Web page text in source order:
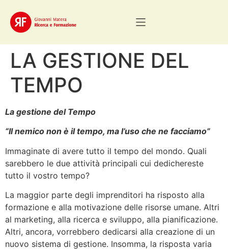
LA GESTIONE DEL
TEMPO
La gestione del Tempo
“Il nemico non è il tempo, ma l’uso che ne facciamo”
Immaginate di avere tutto il tempo del mondo. Quali
sarebbero le due attività principali cui dedichereste
tutto il vostro tempo?
La maggior parte degli imprenditori ha risposto alla
formazione e alla motivazione delle risorse umane. Altri
al marketing, alla ricerca e sviluppo, alla pianificazione.
Altri, ancora, vorrebbero dedicarsi alla creazione di un
nuovo sistema di gestione. Insomma, la risposta varia